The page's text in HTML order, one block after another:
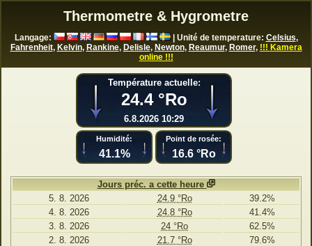
Thermometre & Hygrometre
Langage: | Unité de temperature: Celsius,
Fahrenheit, Kelvin, Rankine, Delisle, Newton, Reaumur, Romer, !!! Kamera
online !!!
Jours préc. a cette heure
5. 8. 2026
24.9 °Ro
39.2%
4. 8. 2026
24.8 °Ro
41.4%
3. 8. 2026
24 °Ro
62.5%
2. 8. 2026
21.7 °Ro
79.6%
Température actuelle:
24.4 °Ro
6.8.2026 10:29
Humidité:
41.1%
Point de rosée:
16.6 °Ro